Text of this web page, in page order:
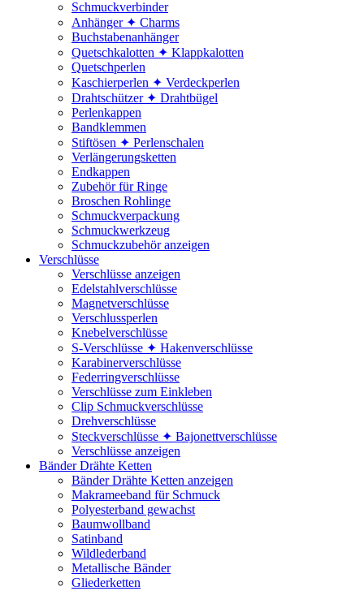
Schmuckverbinder
Anhänger ✦ Charms
Buchstabenanhänger
Quetschkalotten ✦ Klappkalotten
Quetschperlen
Kaschierperlen ✦ Verdeckperlen
Drahtschützer ✦ Drahtbügel
Perlenkappen
Bandklemmen
Stiftösen ✦ Perlenschalen
Verlängerungsketten
Endkappen
Zubehör für Ringe
Broschen Rohlinge
Schmuckverpackung
Schmuckwerkzeug
Schmuckzubehör anzeigen
Verschlüsse
Verschlüsse anzeigen
Edelstahlverschlüsse
Magnetverschlüsse
Verschlussperlen
Knebelverschlüsse
S-Verschlüsse ✦ Hakenverschlüsse
Karabinerverschlüsse
Federringverschlüsse
Verschlüsse zum Einkleben
Clip Schmuckverschlüsse
Drehverschlüsse
Steckverschlüsse ✦ Bajonettverschlüsse
Verschlüsse anzeigen
Bänder Drähte Ketten
Bänder Drähte Ketten anzeigen
Makrameeband für Schmuck
Polyesterband gewachst
Baumwollband
Satinband
Wildlederband
Metallische Bänder
Gliederketten